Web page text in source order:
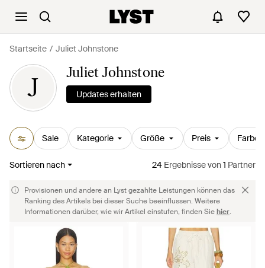
Startseite Juliet Johnstone
J
Juliet Johnstone
Updates erhalten
Sale Kategorie Größe Preis Farbe
Sortieren nach 24 Ergebnissevon1 Partner
Provisionen und andere an Lyst gezahlte Leistungen können das
Ranking des Artikels bei dieser Suche beeinflussen. Weitere
Informationen darüber, wie wir Artikel einstufen, finden Siehier.